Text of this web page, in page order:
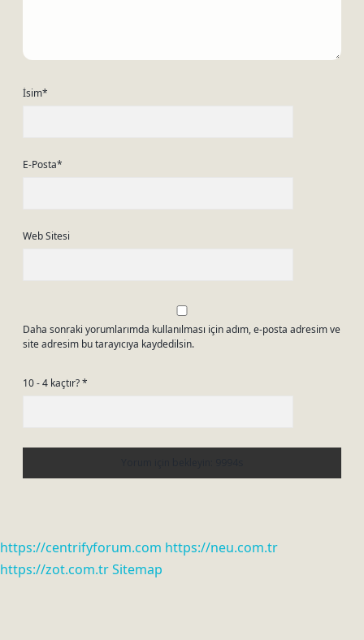
İsim*
E-Posta*
Web Sitesi
Daha sonraki yorumlarımda kullanılması için adım, e-posta adresim ve
site adresim bu tarayıcıya kaydedilsin.
10 - 4 kaçtır?*
https://centrifyforum.com https://neu.com.tr
https://zot.com.trSitemap